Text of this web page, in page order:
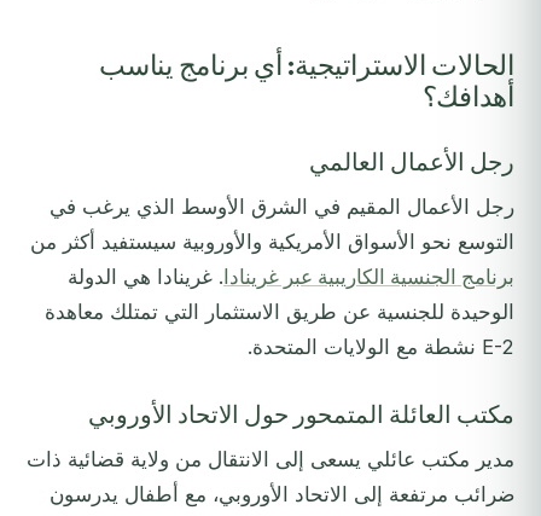
الحالات الاستراتيجية: أي برنامج يناسب
أهدافك؟
رجل الأعمال العالمي
رجل الأعمال المقيم في الشرق الأوسط الذي يرغب في
التوسع نحو الأسواق الأمريكية والأوروبية سيستفيد أكثر من
برنامج الجنسية الكاريبية عبر غرينادا . غرينادا هي الدولة
الوحيدة للجنسية عن طريق الاستثمار التي تمتلك معاهدة
E-2 نشطة مع الولايات المتحدة.
مكتب العائلة المتمحور حول الاتحاد الأوروبي
مدير مكتب عائلي يسعى إلى الانتقال من ولاية قضائية ذات
ضرائب مرتفعة إلى الاتحاد الأوروبي، مع أطفال يدرسون